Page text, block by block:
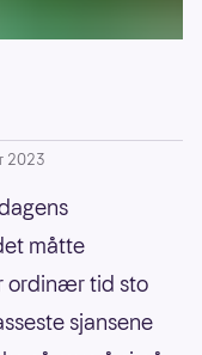
2023
måtte
ordinær tid sto
sjansene